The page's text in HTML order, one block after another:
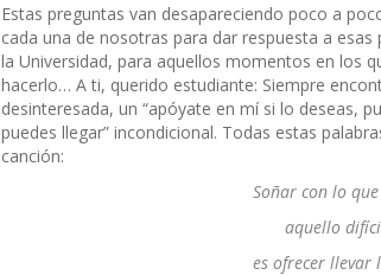
Estas preguntas van desapareciendo poco a
cada una de nosotras para dar respuesta a
la Universidad, para aquellos momentos en los
hacerlo… A ti, querido estudiante: Siempre
desinteresada, un “apóyate en mí si lo deseas,
puedes llegar” incondicional. Todas estas
canción:
Soñar con lo
aquello
es ofrecer llevar